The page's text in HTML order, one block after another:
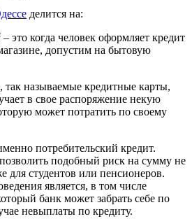
делится на:
– это когда человек оформляет кредит
допустим на бытовую
, так называемые кредитные карты,
в свое распоряжение некую
может потратить по своему
потребительский кредит.
подобный риск на сумму не
для студентов или пенсионеров.
является, в том числе
банк может забрать себе по
невыплаты по кредиту.